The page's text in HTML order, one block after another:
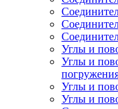
Углы и
Углы и
Углы и
Углы и